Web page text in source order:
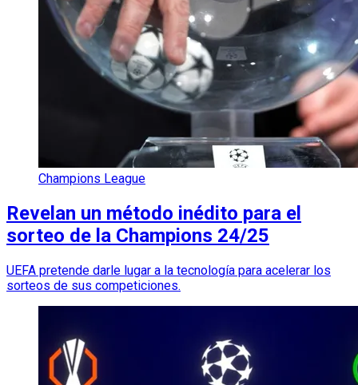
Champions League
Revelan un método inédito para el
sorteo de la Champions 24/25
UEFA pretende darle lugar a la tecnología para acelerar los
sorteos de sus competiciones.